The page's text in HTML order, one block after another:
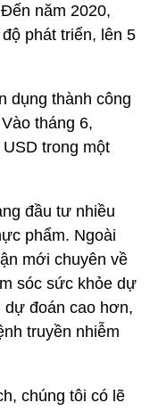
năm 2020,
phát triển, lên 5
dụng thành công
tháng 6,
trong một
đầu tư nhiều
phẩm. Ngoài
mới chuyên về
sóc sức khỏe dự
dự đoán cao hơn,
truyền nhiễm
chúng tôi có lẽ